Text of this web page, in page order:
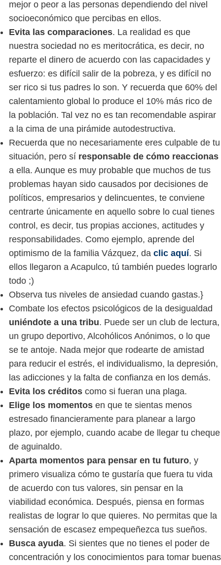
mejor o peor a las personas dependiendo del nivel
socioeconómico que percibas en ellos.
Evita las comparaciones. La realidad es que
nuestra sociedad no es meritocrática, es decir, no
reparte el dinero de acuerdo con las capacidades y
esfuerzo: es difícil salir de la pobreza, y es difícil no
ser rico si tus padres lo son. Y recuerda que 60% del
calentamiento global lo produce el 10% más rico de
la población. Tal vez no es tan recomendable aspirar
a la cima de una pirámide autodestructiva.
Recuerda que no necesariamente eres culpable de tu
situación, pero sí responsable de cómo reaccionas
a ella. Aunque es muy probable que muchos de tus
problemas hayan sido causados por decisiones de
políticos, empresarios y delincuentes, te conviene
centrarte únicamente en aquello sobre lo cual tienes
control, es decir, tus propias acciones, actitudes y
responsabilidades. Como ejemplo, aprende del
optimismo de la familia Vázquez, da clic aquí. Si
ellos llegaron a Acapulco, tú también puedes lograrlo
todo ;)
Observa tus niveles de ansiedad cuando gastas.}
Combate los efectos psicológicos de la desigualdad
uniéndote a una tribu. Puede ser un club de lectura,
un grupo deportivo, Alcohólicos Anónimos, o lo que
se te antoje. Nada mejor que rodearte de amistad
para reducir el estrés, el individualismo, la depresión,
las adicciones y la falta de confianza en los demás.
Evita los créditoscomo si fueran una plaga.
Elige los momentosen que te sientas menos
estresado financieramente para planear a largo
plazo, por ejemplo, cuando acabe de llegar tu cheque
de aguinaldo.
Aparta momentos para pensar en tu futuro, y
primero visualiza cómo te gustaría que fuera tu vida
de acuerdo con tus valores, sin pensar en la
viabilidad económica. Después, piensa en formas
realistas de lograr lo que quieres. No permitas que la
sensación de escasez empequeñezca tus sueños.
Busca ayuda. Si sientes que no tienes el poder de
concentración y los conocimientos para tomar buenas